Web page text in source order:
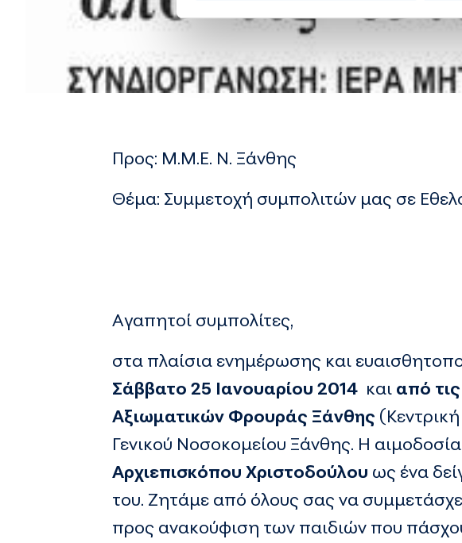
Προς: Μ.Μ.Ε. Ν. Ξάνθης
Θέμα: Συμμετοχή συμπολιτών μας σε
Αγαπητοί συμπολίτες,
στα πλαίσια ενημέρωσης και
Σάββατο 25 Ιανουαρίου 2014και από
Αξιωματικών Φρουράς Ξάνθης
Γενικού Νοσοκομείου Ξάνθης. Η αιμοδοσία
Αρχιεπισκόπου Χριστοδούλου ως ένα
του. Ζητάμε από όλους σας να
προς ανακούφιση των παιδιών που